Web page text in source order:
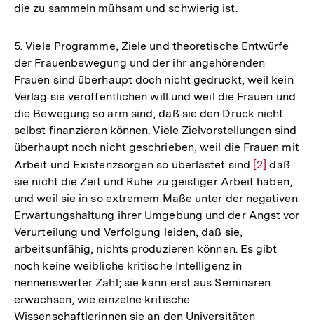
die zu sammeln mühsam und schwierig ist.
5. Viele Programme, Ziele und theoretische Entwürfe
der Frauenbewegung und der ihr angehörenden
Frauen sind überhaupt doch nicht gedruckt, weil kein
Verlag sie veröffentlichen will und weil die Frauen und
die Bewegung so arm sind, daß sie den Druck nicht
selbst finanzieren können. Viele Zielvorstellungen sind
überhaupt noch nicht geschrieben, weil die Frauen mit
Arbeit und Existenzsorgen so überlastet sind Zur
Auflösung
der
Fußnote
[2] daß
sie nicht die Zeit und Ruhe zu geistiger Arbeit haben,
und weil sie in so extremem Maße unter der negativen
Erwartungshaltung ihrer Umgebung und der Angst vor
Verurteilung und Verfolgung leiden, daß sie,
arbeitsunfähig, nichts produzieren können. Es gibt
noch keine weibliche kritische Intelligenz in
nennenswerter Zahl; sie kann erst aus Seminaren
erwachsen, wie einzelne kritische
Wissenschaftlerinnen sie an den Universitäten